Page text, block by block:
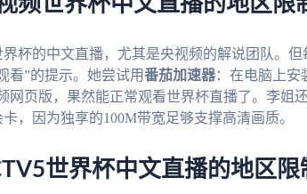
杯的中文直播，尤其是央视频的解说团队。
看”的提示。她尝试用番茄加速器：在电脑上安
网页版，果然能正常观看世界杯直播了。李姐
，因为独享的100M带宽足够支撑高清画质。
世界杯中文直播的地区限